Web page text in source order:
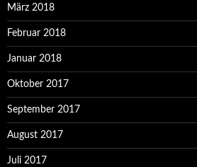
März 2018
Februar 2018
Januar 2018
Oktober 2017
September 2017
August 2017
Juli 2017